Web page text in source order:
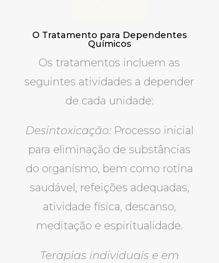
O Tratamento para Dependentes
Químicos
Os tratamentos incluem as
seguintes atividades a depender
de cada unidade:
Desintoxicação: Processo inicial
para eliminação de substâncias
do organismo, bem como rotina
saudável, refeições adequadas,
atividade física, descanso,
meditação e espiritualidade.
Terapias individuais e em